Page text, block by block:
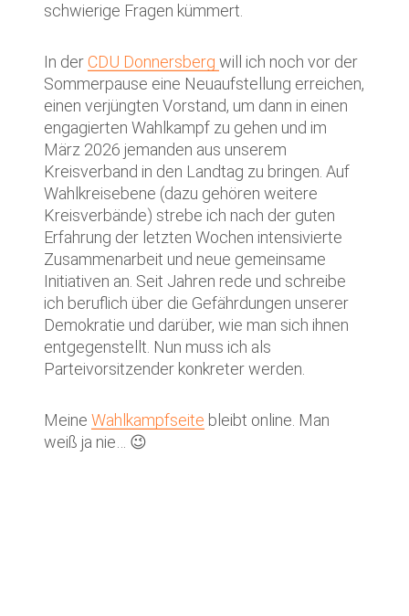
schwierige Fragen kümmert.
In der CDU Donnersberg will ich noch vor der
Sommerpause eine Neuaufstellung erreichen,
einen verjüngten Vorstand, um dann in einen
engagierten Wahlkampf zu gehen und im
März 2026 jemanden aus unserem
Kreisverband in den Landtag zu bringen. Auf
Wahlkreisebene (dazu gehören weitere
Kreisverbände) strebe ich nach der guten
Erfahrung der letzten Wochen intensivierte
Zusammenarbeit und neue gemeinsame
Initiativen an. Seit Jahren rede und schreibe
ich beruflich über die Gefährdungen unserer
Demokratie und darüber, wie man sich ihnen
entgegenstellt. Nun muss ich als
Parteivorsitzender konkreter werden.
Meine Wahlkampfseite bleibt online. Man
weiß ja nie… 😉